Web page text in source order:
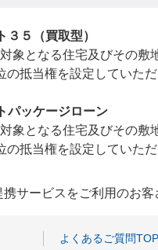
３５（買取型）
象となる住宅及びその敷
抵当権を設定していただ
パッケージローン
象となる住宅及びその敷
抵当権を設定していただ
サービスをご利用のお客
よくあるご質問TOP